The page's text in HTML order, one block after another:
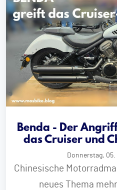
Benda - Der
das Cruiser und
Donnerstag,
Chinesische
neues Thema